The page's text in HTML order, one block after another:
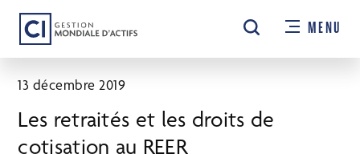
Passer
contenu
principal
MENU
13 décembre 2019
Les retraités et les droits de
cotisation au REER